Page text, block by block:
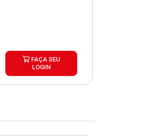
FAÇA SEU
LOGIN